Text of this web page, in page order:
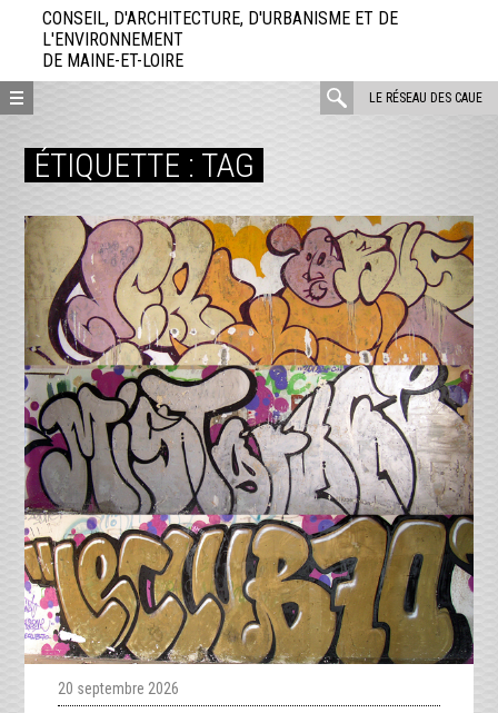
directement
contenu
CONSEIL, D'ARCHITECTURE, D'URBANISME ET DE
L'ENVIRONNEMENT
DE MAINE-ET-LOIRE
LE RÉSEAU DES CAUE
rechercher
ÉTIQUETTE : TAG
20 septembre 2026